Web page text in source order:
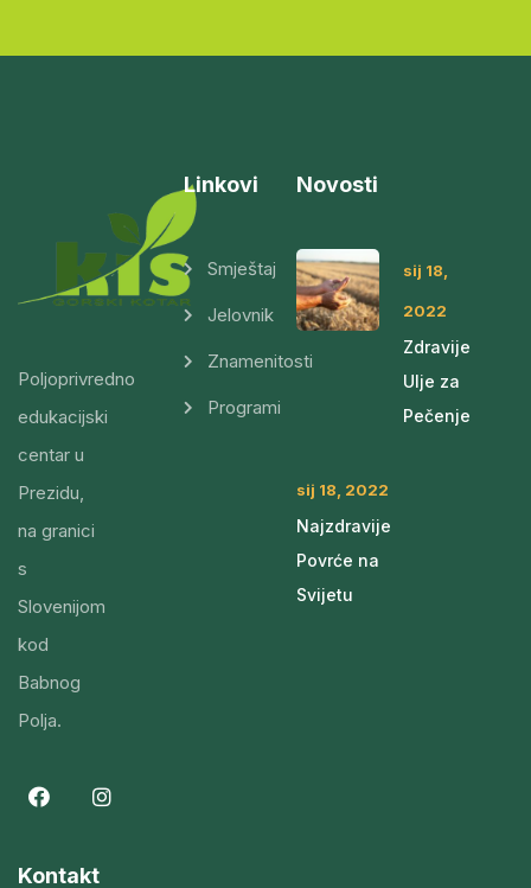
Poljoprivredno
edukacijski
centar u
Prezidu,
na granici
s
Slovenijom
kod
Babnog
Polja.
Linkovi
Smještaj
Jelovnik
Znamenitosti
Programi
Novosti
sij 18,
2022
Zdravije
Ulje za
Pečenje
sij 18, 2022
Najzdravije
Povrće na
Svijetu
Kontakt